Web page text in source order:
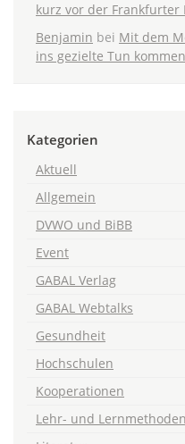
kurz vor der Frankfurter
Benjamin bei Mit dem
ins gezielte Tun kommen
Kategorien
Aktuell
Allgemein
DVWO und BiBB
Event
GABAL Verlag
GABAL Webtalks
Gesundheit
Hochschulen
Kooperationen
Lehr- und Lernmethoden